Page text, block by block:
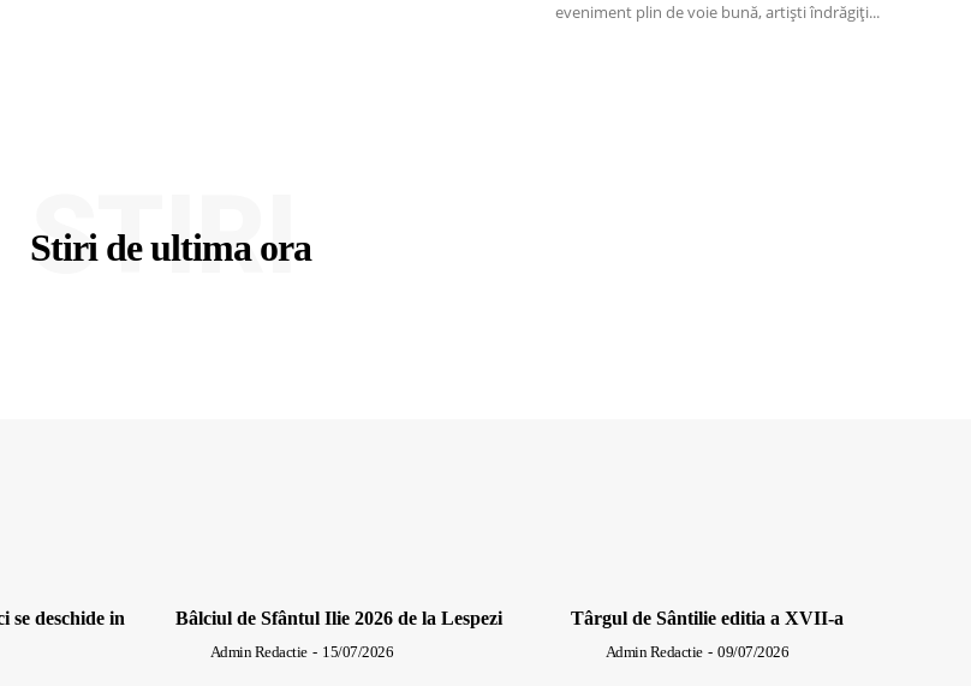
eveniment plin de voie bună, artiști îndrăgiți...
Stiri de ultima ora
STIRI
se deschide in
Bâlciul de Sfântul Ilie 2026 de la Lespezi
Admin Redactie - 15/07/2026
Târgul de Sântilie editia a XVII-a
Admin Redactie - 09/07/2026